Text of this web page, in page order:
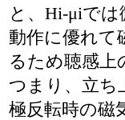
と、Hi-μiで
動作に優れて
るため聴感上
つまり、立ち
極反転時の磁